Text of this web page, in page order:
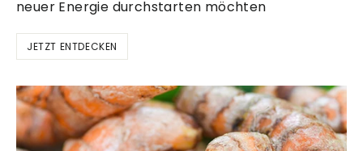
neuer Energie durchstarten möchten
JETZT ENTDECKEN